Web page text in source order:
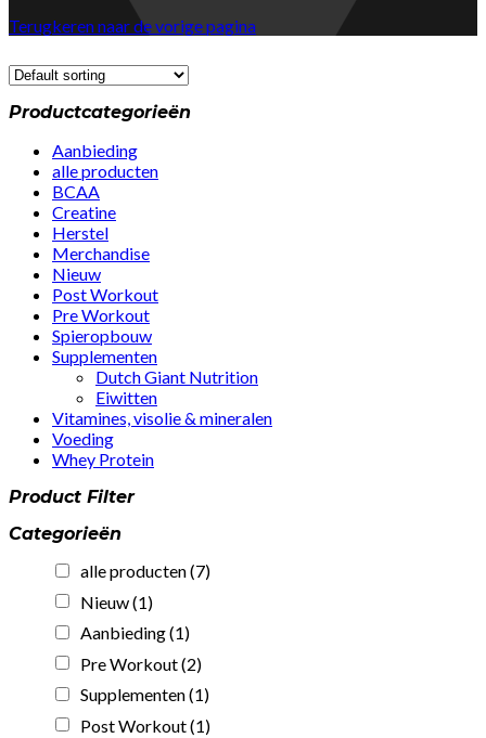
Terugkeren naar de vorige pagina
Productcategorieën
Aanbieding
alle producten
BCAA
Creatine
Herstel
Merchandise
Nieuw
Post Workout
Pre Workout
Spieropbouw
Supplementen
Dutch Giant Nutrition
Eiwitten
Vitamines, visolie & mineralen
Voeding
Whey Protein
Product Filter
Categorieën
alle producten(7)
Nieuw(1)
Aanbieding(1)
Pre Workout(2)
Supplementen(1)
Post Workout(1)